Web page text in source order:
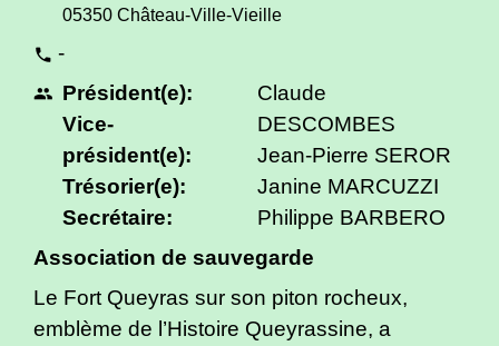
05350 Château-Ville-Vieille
phone -
people Président(e):
Vice-
président(e):
Trésorier(e):
Secrétaire:
Claude
DESCOMBES
Jean-Pierre SEROR
Janine MARCUZZI
Philippe BARBERO
Association de sauvegarde
Le Fort Queyras sur son piton rocheux,
emblème de l’Histoire Queyrassine, a